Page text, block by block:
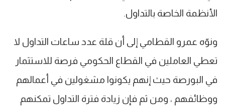
الأنظمة الخاصة بالتداول.
ونوّه عمرو القطامي إلى أن قلة عدد ساعات التداول لا
تعطي العاملين في القطاع الحكومي فرصة للاستثمار
في البورصة حيث إنهم يكونوا مشغولين في أعمالهم
ووظائفهم ، ومن ثم فإن زيادة فترة التداول تمكنهم